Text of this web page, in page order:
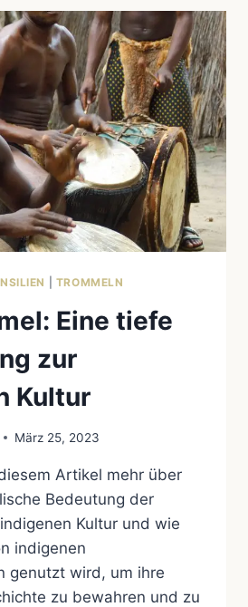
TROMMELN
Eine tiefe
zur
Kultur
März 25, 2023
Artikel mehr über
Bedeutung der
Kultur und wie
indigenen
genutzt wird, um ihre
zu bewahren und zu